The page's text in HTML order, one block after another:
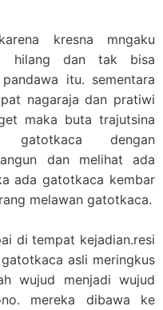
kresna mngaku
hilang dan tak bisa
itu. sementara
nagaraja dan pratiwi
maka buta trajutsina
dengan
dan melihat ada
ada gatotkaca kembar
melawan gatotkaca.
di tempat kejadian.resi
asli meringkus
wujud menjadi wujud
mereka dibawa ke